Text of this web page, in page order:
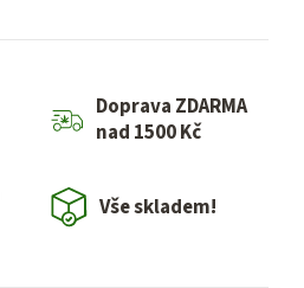
l
Doprava ZDARMA
nad 1500 Kč
Vše skladem!